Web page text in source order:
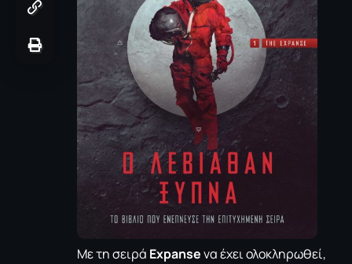
Με τη σειρά Expanseνα έχει ολοκληρωθεί,